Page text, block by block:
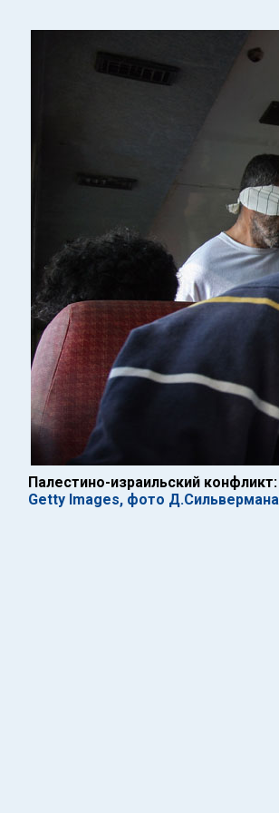
Палестино-израильский
Getty Images, фото Д.Сильвермана